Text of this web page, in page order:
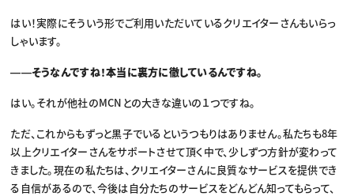
はい！実際にそういう形でご利用いただいているクリエイターさんもいらっ
しゃいます。
――そうなんですね！本当に裏方に徹しているんですね。
はい。それが他社のMCNとの大きな違いの１つですね。
ただ、これからもずっと黒子でいるというつもりはありません。私たちも8年
以上クリエイターさんをサポートさせて頂く中で、少しずつ方針が変わって
きました。現在の私たちは、クリエイターさんに良質なサービスを提供でき
る自信があるので、今後は自分たちのサービスをどんどん知ってもらって、